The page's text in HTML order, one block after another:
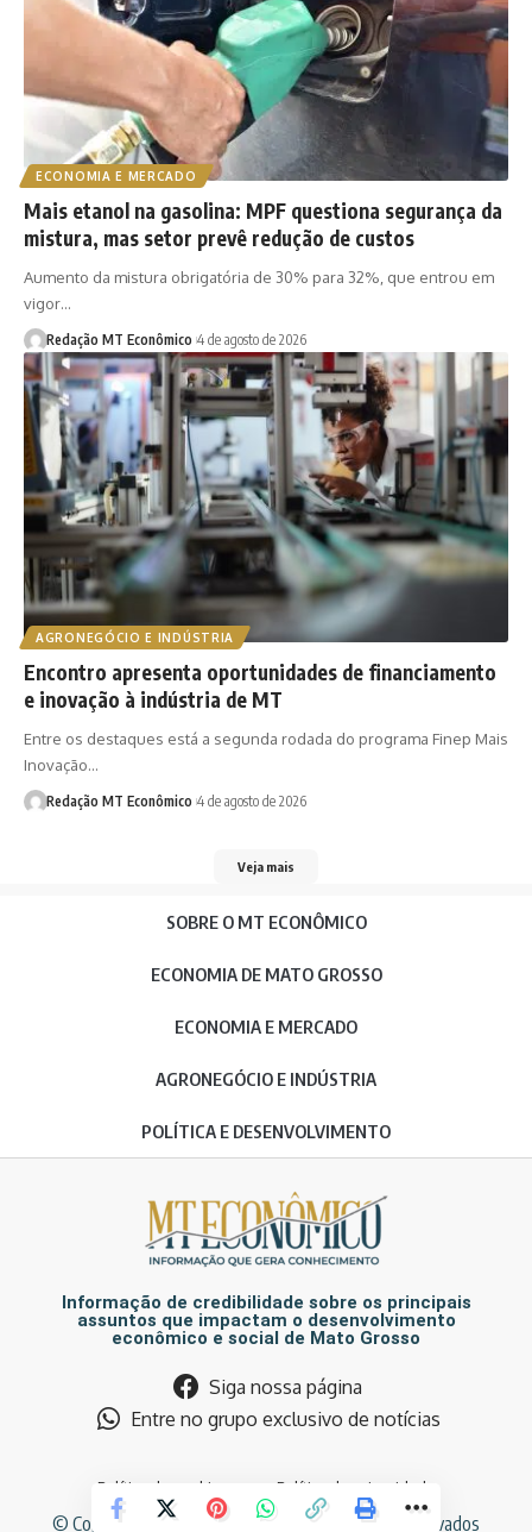
ECONOMIA E MERCADO
Mais etanol na gasolina: MPF questiona segurança da
mistura, mas setor prevê redução de custos
Aumento da mistura obrigatória de 30% para 32%, que entrou em
vigor…
Redação MT Econômico 4 de agosto de 2026
AGRONEGÓCIO E INDÚSTRIA
Encontro apresenta oportunidades de financiamento
e inovação à indústria de MT
Entre os destaques está a segunda rodada do programa Finep Mais
Inovação…
Redação MT Econômico 4 de agosto de 2026
Veja mais
SOBRE O MT ECONÔMICO
ECONOMIA DE MATO GROSSO
ECONOMIA E MERCADO
AGRONEGÓCIO E INDÚSTRIA
POLÍTICA E DESENVOLVIMENTO
Informação de credibilidade sobre os principais
assuntos que impactam o desenvolvimento
econômico e social de Mato Grosso
Siga nossa página
Entre no grupo exclusivo de notícias
Política de cookies Política de privacidade
© Copyright MT Econômico. Todos os direitos reservados